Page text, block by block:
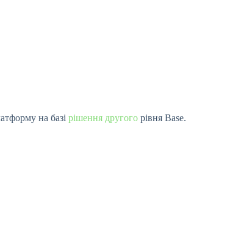
на базі рішення другого рівня Base.